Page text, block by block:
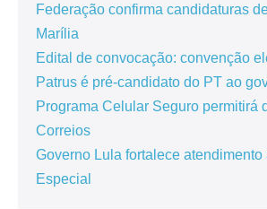
Federação confirma candidaturas
Marília
Edital de convocação: convenção
Patrus é pré-candidato do PT ao
Programa Celular Seguro permitirá
Correios
Governo Lula fortalece
Especial